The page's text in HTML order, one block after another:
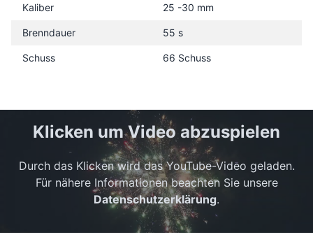
Kaliber 25 -30 mm
Brenndauer 55 s
Schuss 66 Schuss
Klicken um Video abzuspielen
Durch das Klicken wird das YouTube-Video geladen.
Für nähere Informationen beachten Sie unsere
Datenschutzerklärung.